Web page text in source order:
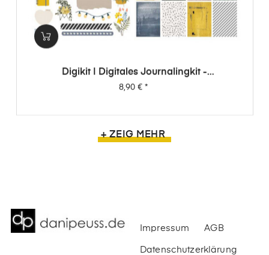
Digikit | Digitales Journalingkit -
Wimpernschlag
+ ZEIG MEHR
Impressum AGB
Datenschutzerklärung